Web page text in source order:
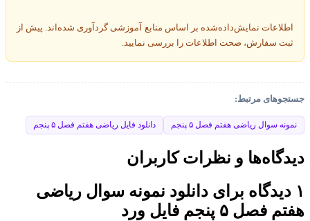
اطلاعات نمایش‌داده‌شده بر اساس منابع آموزشی گردآوری شده‌اند. پیش از
ثبت سفارش، صحت اطلاعات را بررسی نمایید.
جستجوهای مرتبط:
نمونه سوال ریاضی هفتم فصل ۵ پنجم دانلود فایل ریاضی هفتم فصل ۵ پنجم
دیدگاه‌ها و نظرات کاربران
۱ دیدگاه برای
دانلود نمونه سوال ریاضی
هفتم فصل ۵ پنجم فایل ورد